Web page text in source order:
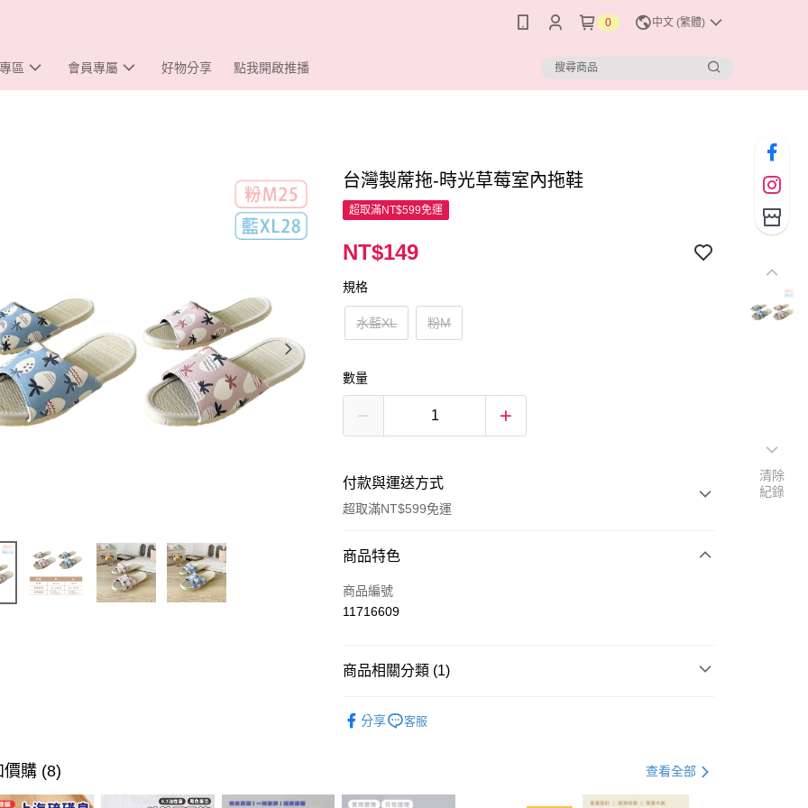
0 中文 (繁體)
區 會員專屬 好物分享 點我開啟推播
台灣製蓆拖-時光草莓室內拖鞋
超取滿NT$599免運
NT$149
規格
水藍XL 粉M
數量
付款與運送方式
超取滿NT$599免運
付款方式
信用卡一次付款
街口支付
商品特色
商品編號
11716609
商品相關分類 (1)
分享
客服
價購 (8) 查看全部
清除
紀錄